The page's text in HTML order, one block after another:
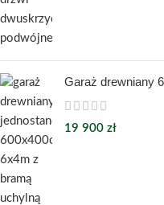
Garaż drewniany
19 900 zł